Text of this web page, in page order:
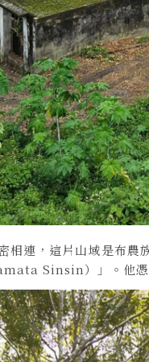
相連，這片山域是布
Sinsin）」。他